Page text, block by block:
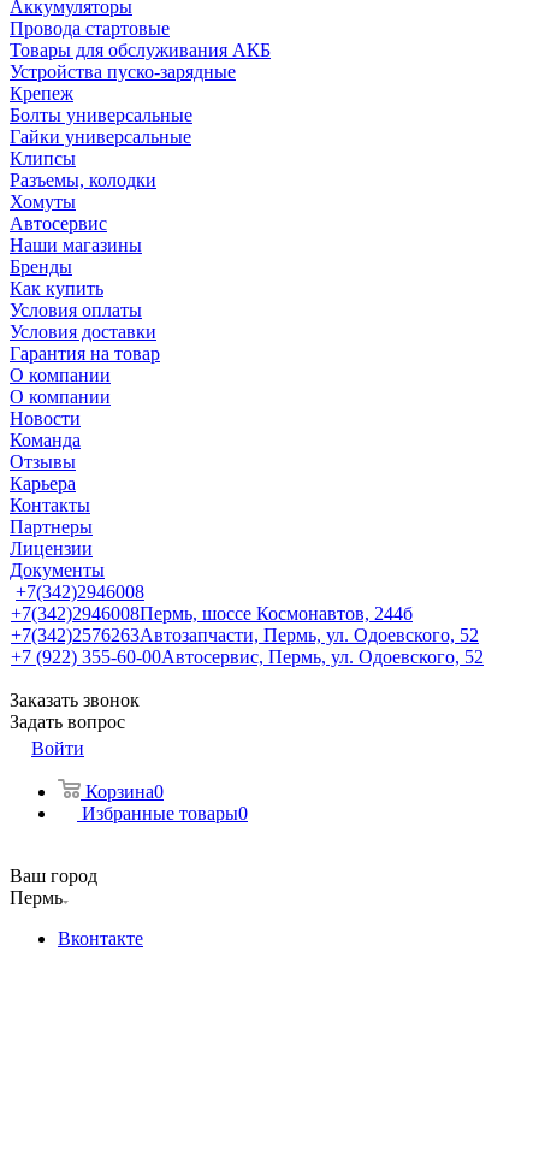
Аккумуляторы
Провода стартовые
Товары для обслуживания АКБ
Устройства пуско-зарядные
Крепеж
Болты универсальные
Гайки универсальные
Клипсы
Разъемы, колодки
Хомуты
Автосервис
Наши магазины
Бренды
Как купить
Условия оплаты
Условия доставки
Гарантия на товар
О компании
О компании
Новости
Команда
Отзывы
Карьера
Контакты
Партнеры
Лицензии
Документы
+7(342)2946008
+7(342)2946008Пермь, шоссе Космонавтов, 244б
+7(342)2576263Автозапчасти, Пермь, ул. Одоевского, 52
+7 (922) 355-60-00Автосервис, Пермь, ул. Одоевского, 52
Заказать звонок
Задать вопрос
Войти
Корзина0
Избранные товары0
Ваш город
Пермь
Вконтакте